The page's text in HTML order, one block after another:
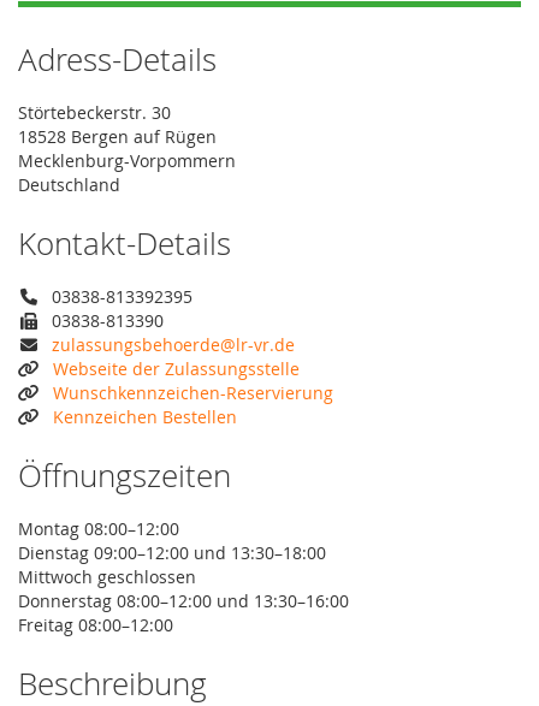
Adress-Details
Störtebeckerstr. 30
18528 Bergen auf Rügen
Mecklenburg-Vorpommern
Deutschland
Kontakt-Details
03838-813392395
03838-813390
zulassungsbehoerde@lr-vr.de
Webseite der Zulassungsstelle
Wunschkennzeichen-Reservierung
Kennzeichen Bestellen
Öffnungszeiten
Montag 08:00–12:00
Dienstag 09:00–12:00 und 13:30–18:00
Mittwoch geschlossen
Donnerstag 08:00–12:00 und 13:30–16:00
Freitag 08:00–12:00
Beschreibung